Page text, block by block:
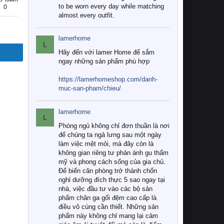
0
to be worn every day while matching
almost every outfit.
L
lamerhome
Hãy đến với lamer Home để sắm
ngay những sản phẩm phù hợp
https://lamerhomeshop.com/danh-
muc-san-pham/chieu/
L
lamerhome
Phòng ngủ không chỉ đơn thuần là nơi
để chúng ta ngả lưng sau một ngày
làm việc mệt mỏi, mà đây còn là
không gian riêng tư phản ánh gu thẩm
mỹ và phong cách sống của gia chủ.
Để biến căn phòng trở thành chốn
nghỉ dưỡng đích thực 5 sao ngay tại
nhà, việc đầu tư vào các bộ sản
phẩm chăn ga gối đệm cao cấp là
điều vô cùng cần thiết. Những sản
phẩm này không chỉ mang lại cảm